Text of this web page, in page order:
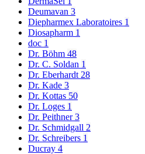
Deumavan 3
Diepharmex Laboratoires 1
Diosapharm 1
doc 1
Dr. Böhm 48
Dr. C. Soldan 1
Dr. Eberhardt 28
Dr. Kade 3
Dr. Kottas 50
Dr. Loges 1
Dr. Peithner3
Dr. Schmidgall 2
Dr. Schreibers 1
Ducray 4